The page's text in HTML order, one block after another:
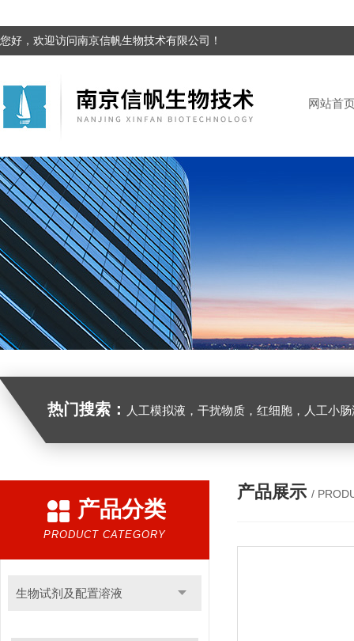
您好，欢迎访问南京信帆生物技术有限公司！
网站首
热门搜索： 人工模拟液，干扰物质，红细胞，人工小
产品分类
PRODUCT CATEGORY
生物试剂及配置溶液
产品展示 /